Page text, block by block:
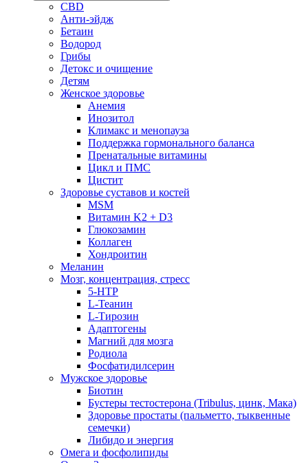
CBD
Анти-эйдж
Бетаин
Водород
Грибы
Детокс и очищение
Детям
Женское здоровье
Анемия
Инозитол
Климакс и менопауза
Поддержка гормонального баланса
Пренатальные витамины
Цикл и ПМС
Цистит
Здоровье суставов и костей
MSM
Витамин K2 + D3
Глюкозамин
Коллаген
Хондроитин
Меланин
Мозг, концентрация, стресс
5-HTP
L-Теанин
L-Тирозин
Адаптогены
Магний для мозга
Родиола
Фосфатидилсерин
Мужское здоровье
Биотин
Бустеры тестостерона (Tribulus, цинк, Мака)
Здоровье простаты (пальметто, тыквенные
семечки)
Либидо и энергия
Омега и фосфолипиды